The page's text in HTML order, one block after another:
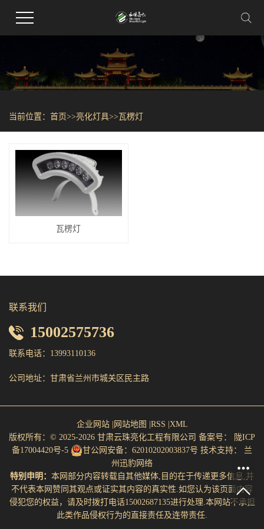
当前位置： 首页>>亮化灯具>> 瓦楞灯
瓦楞灯
联系我们
15002575736
联系电话：13993110136
公司地址：甘肃省兰州市城关区民主路
企业网站| 网站地图 |RSS |XML
版权所有：© 2025-2026 甘肃云珠亮化工程有限公司 备案号：
陇ICP
备17004420号-5
甘公网安备：62010202003837号 技术支持： 兰
州迅豹网络
特别申明： 本网部分内容转载自其他媒体,目的在于传递更多信息,并
不代表本网赞同其观点或证实其内容的真实性.如您认为该页面内容
侵犯您的权益，请及时拨打电话15002687135进行处理.本网站不承担
此类作品侵权行为的直接责任及连带责任.